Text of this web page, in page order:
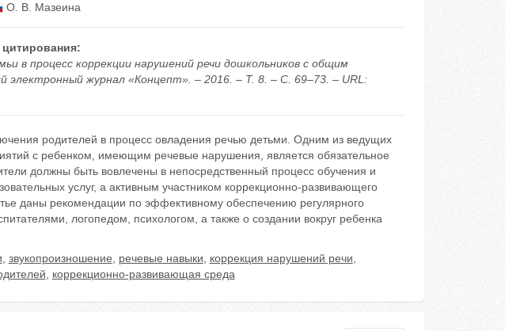
О. В. Мазеина
в процесс коррекции нарушений речи дошкольников с общим
электронный журнал «Концепт». – 2016. – Т. 8. – С. 69–73. – URL:
родителей в процесс овладения речью детьми. Одним из ведущих
с ребенком, имеющим речевые нарушения, является обязательное
должны быть вовлечены в непосредственный процесс обучения и
услуг, а активным участником коррекционно-развивающего
даны рекомендации по эффективному обеспечению регулярного
логопедом, психологом, а также о создании вокруг ребенка
звукопроизношение речевые навыки коррекция нарушений речи
коррекционно-развивающая среда